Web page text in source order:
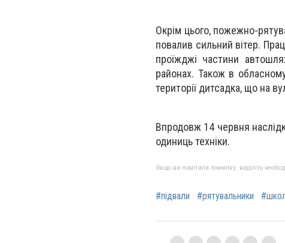
Окрім цього, пожежно-
повалив сильний вітер.
проїжджі частини
районах. Також в
території дитсадка, що на
Впродовж 14 червня
одиниць техніки.
Якщо ви помітили помилку, виділіть
#підвали #рятувальники